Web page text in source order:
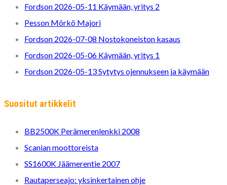
Fordson 2026-05-11 Käymään, yritys 2
Pesson Mörkö Majori
Fordson 2026-07-08 Nostokoneiston kasaus
Fordson 2026-05-06 Käymään, yritys 1
Fordson 2026-05-13 Sytytys ojennukseen ja käymään
Suositut artikkelit
BB2500K Perämerenlenkki 2008
Scanian moottoreista
SS1600K Jäämerentie 2007
Rautaperseajo: yksinkertainen ohje